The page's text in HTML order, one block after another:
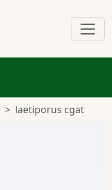
laetiporus cgat